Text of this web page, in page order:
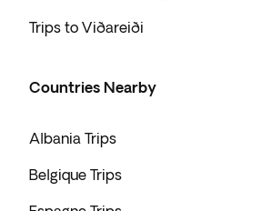
Trips to Viðareiði
Countries Nearby
Albania Trips
Belgique Trips